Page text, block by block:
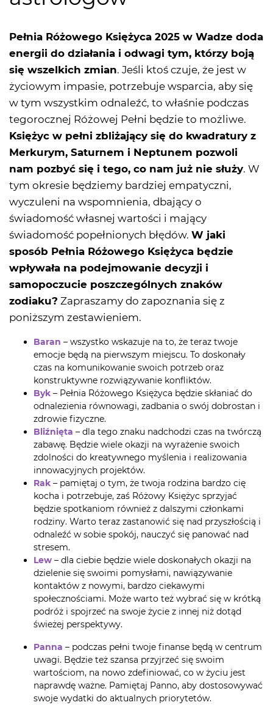
Pełnia Różowego Księżyca 2025 w Wadze doda
energii do działania i odwagi tym, którzy boją
się wszelkich zmian. Jeśli ktoś czuje, że jest w
życiowym impasie, potrzebuje wsparcia, aby się
w tym wszystkim odnaleźć, to właśnie podczas
tegorocznej Różowej Pełni będzie to możliwe.
Księżyc w pełni zbliżający się do kwadratury z
Merkurym, Saturnem i Neptunem pozwoli
nam pozbyć się i tego, co nam już nie służy. W
tym okresie będziemy bardziej empatyczni,
wyczuleni na wspomnienia, dbający o
świadomość własnej wartości i mający
świadomość popełnionych błędów. W jaki
sposób Pełnia Różowego Księżyca będzie
wpływała na podejmowanie decyzji i
samopoczucie poszczególnych znaków
zodiaku? Zapraszamy do zapoznania się z
poniższym zestawieniem.
Baran – wszystko wskazuje na to, że teraz twoje
emocje będą na pierwszym miejscu. To doskonały
czas na komunikowanie swoich potrzeb oraz
konstruktywne rozwiązywanie konfliktów.
Byk – Pełnia Różowego Księżyca będzie skłaniać do
odnalezienia równowagi, zadbania o swój dobrostan i
zdrowie fizyczne.
Bliźnięta – dla tego znaku nadchodzi czas na twórczą
zabawę. Będzie wiele okazji na wyrażenie swoich
zdolności do kreatywnego myślenia i realizowania
innowacyjnych projektów.
Rak – pamiętaj o tym, że twoja rodzina bardzo cię
kocha i potrzebuje, zaś Różowy Księżyc sprzyjać
będzie spotkaniom również z dalszymi członkami
rodziny. Warto teraz zastanowić się nad przyszłością i
odnaleźć w sobie spokój, nauczyć się panować nad
stresem.
Lew – dla ciebie będzie wiele doskonałych okazji na
dzielenie się swoimi pomysłami, nawiązywanie
kontaktów z nowymi, bardzo ciekawymi
społecznościami. Może warto też wybrać się w krótką
podróż i spojrzeć na swoje życie z innej niż dotąd
świeżej perspektywy.
Panna – podczas pełni twoje finanse będą w centrum
uwagi. Będzie też szansa przyjrzeć się swoim
wartościom, na nowo zdefiniować, co w życiu jest
naprawdę ważne. Pamiętaj Panno, aby dostosowywać
swoje wydatki do aktualnych priorytetów.